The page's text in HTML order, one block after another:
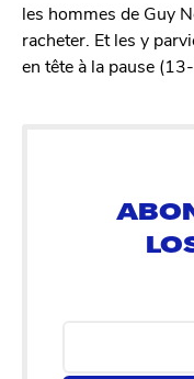
les hommes de Guy
racheter. Et les y
en tête à la pause